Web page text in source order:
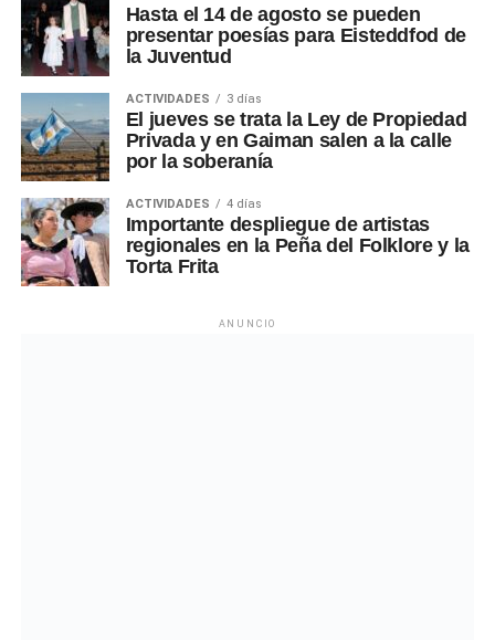
Hasta el 14 de agosto se pueden
presentar poesías para Eisteddfod de
la Juventud
ACTIVIDADES 3 días
El jueves se trata la Ley de Propiedad
Privada y en Gaiman salen a la calle
por la soberanía
ACTIVIDADES 4 días
Importante despliegue de artistas
regionales en la Peña del Folklore y la
Torta Frita
ANUNCIO